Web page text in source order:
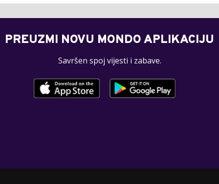
PREUZMI NOVU MONDO APLIKACIJU
Savršen spoj vijesti i zabave.